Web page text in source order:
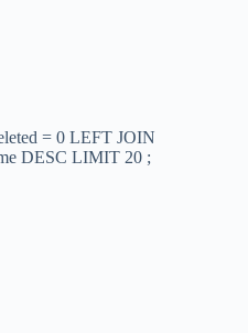
= 0 LEFT JOIN
DESC LIMIT 20 ;